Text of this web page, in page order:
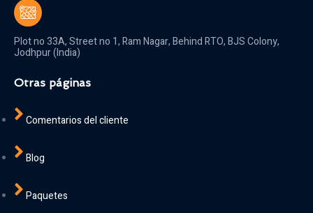
Plot no 33A, Street no 1, Ram Nagar, Behind RTO, BJS Colony,
Jodhpur (India)
Otras páginas
Comentarios del cliente
Blog
Paquetes